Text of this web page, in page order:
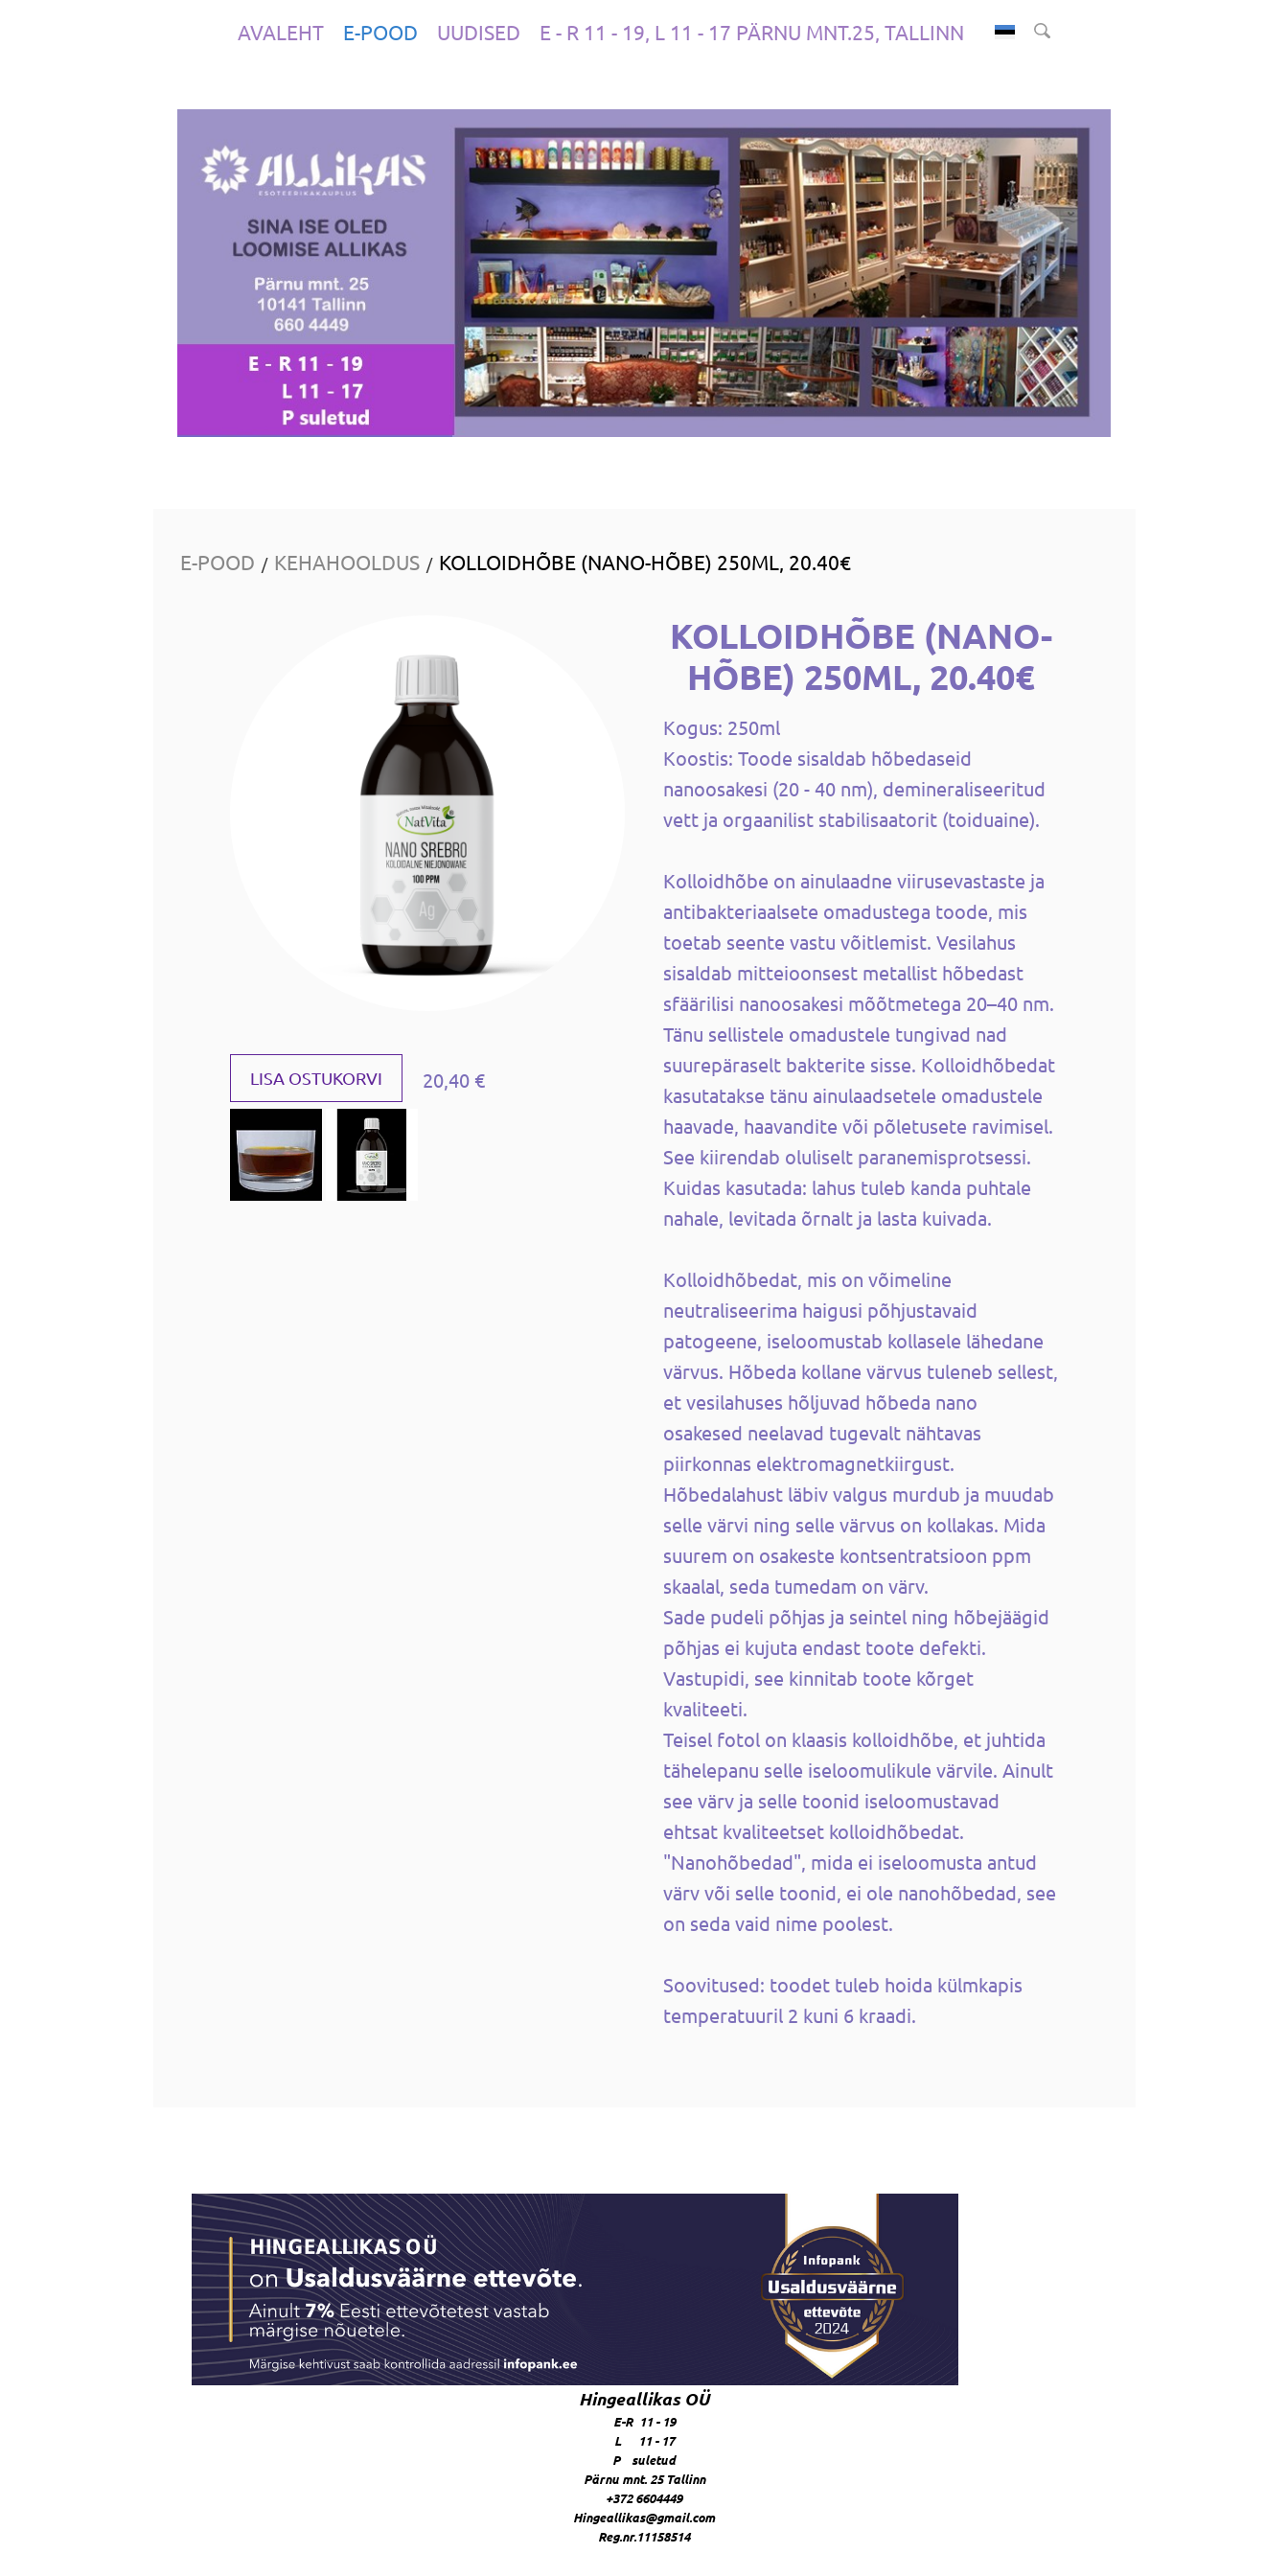
AVALEHT E-POOD UUDISED E - R 11 - 19, L 11 - 17 PÄRNU MNT.25, TALLINN
E-POOD / KEHAHOOLDUS / KOLLOIDHÕBE (NANO-HÕBE) 250ML, 20.40€
LISA OSTUKORVI 20,40 €
KOLLOIDHÕBE (NANO-
HÕBE) 250ML, 20.40€
Kogus: 250ml
Koostis: Toode sisaldab hõbedaseid
nanoosakesi (20 - 40 nm), demineraliseeritud
vett ja orgaanilist stabilisaatorit (toiduaine).
Kolloidhõbe on ainulaadne viirusevastaste ja
antibakteriaalsete omadustega toode, mis
toetab seente vastu võitlemist. Vesilahus
sisaldab mitteioonsest metallist hõbedast
sfäärilisi nanoosakesi mõõtmetega 20–40 nm.
Tänu sellistele omadustele tungivad nad
suurepäraselt bakterite sisse. Kolloidhõbedat
kasutatakse tänu ainulaadsetele omadustele
haavade, haavandite või põletusete ravimisel.
See kiirendab oluliselt paranemisprotsessi.
Kuidas kasutada: lahus tuleb kanda puhtale
nahale, levitada õrnalt ja lasta kuivada.
Kolloidhõbedat, mis on võimeline
neutraliseerima haigusi põhjustavaid
patogeene, iseloomustab kollasele lähedane
värvus. Hõbeda kollane värvus tuleneb sellest,
et vesilahuses hõljuvad hõbeda nano
osakesed neelavad tugevalt nähtavas
piirkonnas elektromagnetkiirgust.
Hõbedalahust läbiv valgus murdub ja muudab
selle värvi ning selle värvus on kollakas. Mida
suurem on osakeste kontsentratsioon ppm
skaalal, seda tumedam on värv.
Sade pudeli põhjas ja seintel ning hõbejäägid
põhjas ei kujuta endast toote defekti.
Vastupidi, see kinnitab toote kõrget
kvaliteeti.
Teisel fotol on klaasis kolloidhõbe, et juhtida
tähelepanu selle iseloomulikule värvile. Ainult
see värv ja selle toonid iseloomustavad
ehtsat kvaliteetset kolloidhõbedat.
"Nanohõbedad", mida ei iseloomusta antud
värv või selle toonid, ei ole nanohõbedad, see
on seda vaid nime poolest.
Soovitused: toodet tuleb hoida külmkapis
temperatuuril 2 kuni 6 kraadi.
Hingeallikas OÜ
E-R 11 - 19
L 11 - 17
P suletud
Pärnu mnt. 25 Tallinn
+372 6604449
Hingeallikas@gmail.com
Reg.nr.11158514